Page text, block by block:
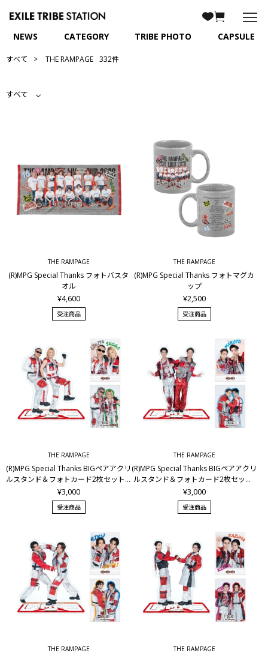
NEWS CATEGORY TRIBE PHOTO CAPSULE
すべて THE RAMPAGE 332件
すべて
THE RAMPAGE
(R)MPG Special Thanks フォトバスタ
オル
¥4,600
受注商品
THE RAMPAGE
(R)MPG Special Thanks フォトマグカ
ップ
¥2,500
受注商品
THE RAMPAGE
(R)MPG Special Thanks BIGペアアクリ
ルスタンド＆フォトカード2枚セット/L
IKIYA&岩谷翔吾
¥3,000
受注商品
THE RAMPAGE
(R)MPG Special Thanks BIGペアアクリ
ルスタンド＆フォトカード2枚セット/
陣&長谷川慎
¥3,000
受注商品
THE RAMPAGE THE RAMPAGE